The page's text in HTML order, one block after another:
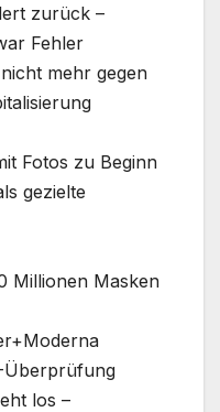
zurück –
Fehler
mehr gegen
Fotos zu Beginn
gezielte
Millionen Masken
Überprüfung
los –